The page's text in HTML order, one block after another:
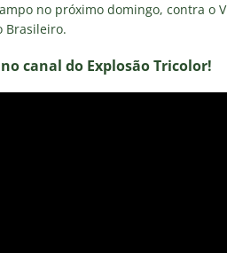
no próximo domingo, contra o
Brasileiro.
canal do Explosão Tricolor!